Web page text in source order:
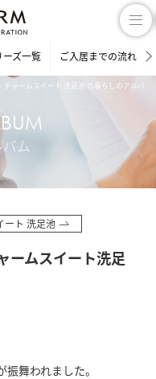
ーズ一覧 ご入居までの流れ
チャームスイート 洗足池 の暮らしのアルバム
ム
ート 洗足池
ームスイート洗足
舞われました。